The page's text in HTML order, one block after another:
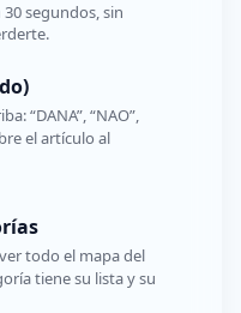
30 segundos, sin
“DANA”, “NAO”,
el artículo al
todo el mapa del
tiene su lista y su